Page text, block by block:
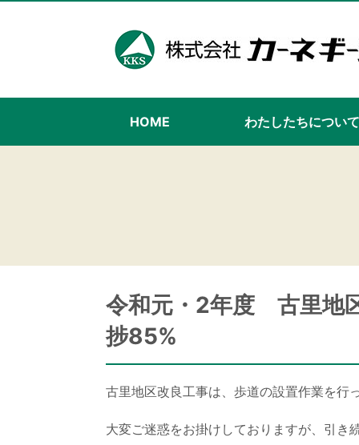
HOME わたしたちについ
令和元・2年度 古里地
捗85%
古里地区改良工事は、歩道の設置作業を行
大変ご迷惑をお掛けしておりますが、引き